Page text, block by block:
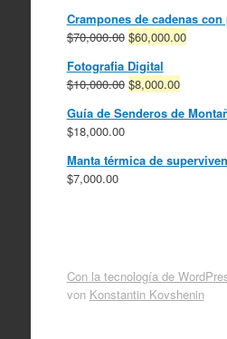
original
era:
$16,000.00.
actual
es:
Crampones de cadenas con
$70,000.00 El
original
era:
$70,000.00.
$60,000.00El
Fotografia Digital
$10,000.00 El
original
$10,000.00.
$8,000.00El
actual
Guía de Senderos de
$18,000.00
Manta térmica de
$7,000.00
Con la tecnología de
von Konstantin Kovshenin